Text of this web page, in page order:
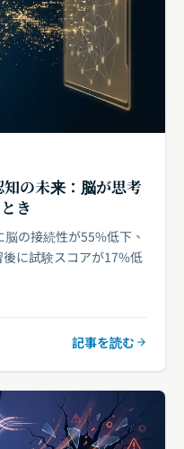
の未来：脳が思考
き
の接続性が55%低下、
に試験スコアが17%低
記事を読む